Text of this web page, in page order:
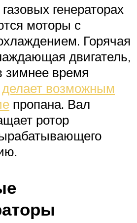
генераторах
моторы с
Горячая
двигатель,
зимнее время
делает возможным
пропана. Вал
ротор